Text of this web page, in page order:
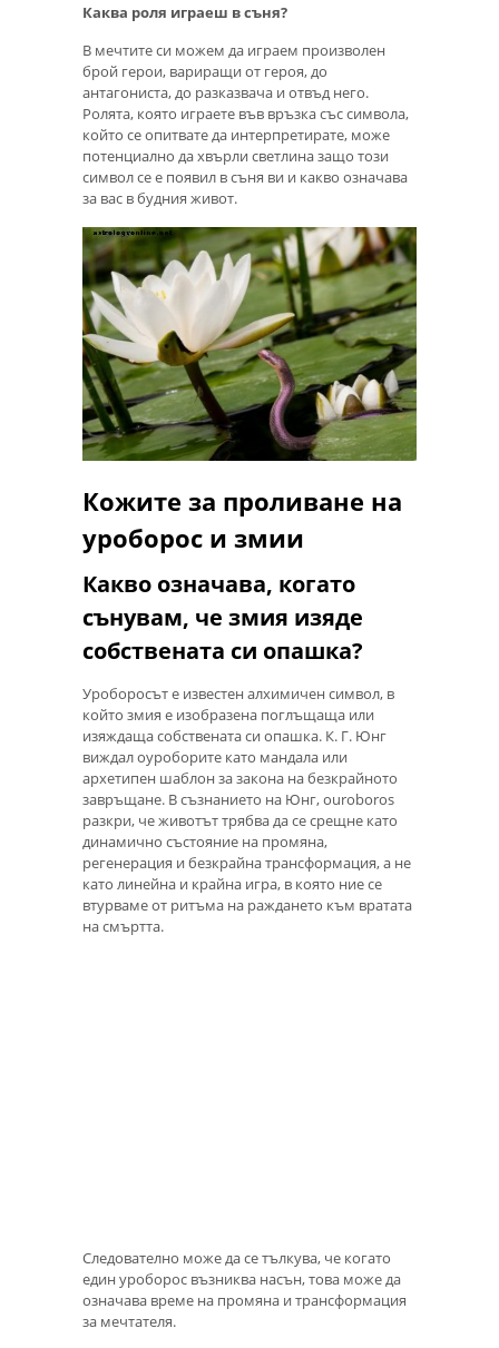
Каква роля играеш в съня?
В мечтите си можем да играем произволен
брой герои, вариращи от героя, до
антагониста, до разказвача и отвъд него.
Ролята, която играете във връзка със символа,
който се опитвате да интерпретирате, може
потенциално да хвърли светлина защо този
символ се е появил в съня ви и какво означава
за вас в будния живот.
Кожите за проливане на
уроборос и змии
Какво означава, когато
сънувам, че змия изяде
собствената си опашка?
Уроборосът е известен алхимичен символ, в
който змия е изобразена поглъщаща или
изяждаща собствената си опашка. К. Г. Юнг
виждал оуроборите като мандала или
архетипен шаблон за закона на безкрайното
завръщане. В съзнанието на Юнг, ouroboros
разкри, че животът трябва да се срещне като
динамично състояние на промяна,
регенерация и безкрайна трансформация, а не
като линейна и крайна игра, в която ние се
втурваме от ритъма на раждането към вратата
на смъртта.
Следователно може да се тълкува, че когато
един уроборос възниква насън, това може да
означава време на промяна и трансформация
за мечтателя.